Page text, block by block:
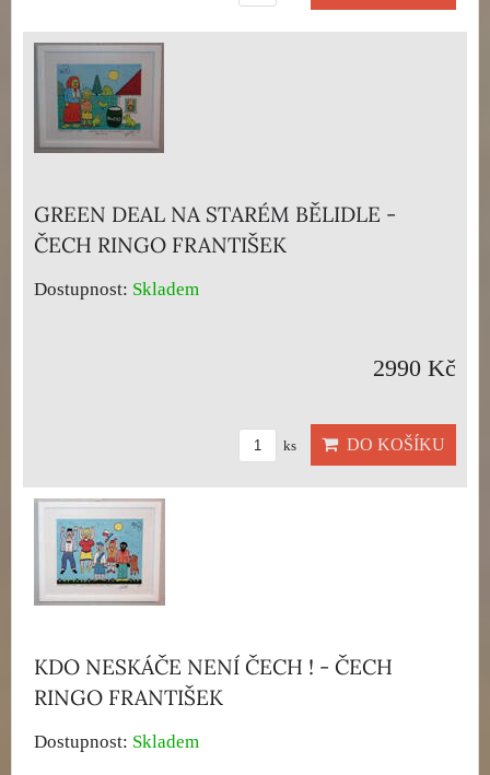
GREEN DEAL NA STARÉM BĚLIDLE -
ČECH RINGO FRANTIŠEK
Dostupnost: Skladem
2990 Kč
ks DO KOŠÍKU
KDO NESKÁČE NENÍ ČECH ! - ČECH
RINGO FRANTIŠEK
Dostupnost: Skladem